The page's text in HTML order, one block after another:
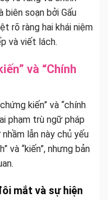
soạn bởi Gấu
rõ ràng hai khái niệm
và viết lách.
và “Chính
kiến” và “chính
phạm trù ngữ pháp
lẫn này chủ yếu
và “kiến”, nhưng bản
mắt và sự hiện